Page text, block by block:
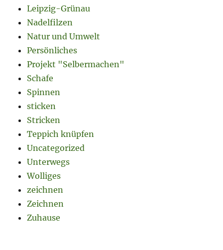
Leipzig-Grünau
Nadelfilzen
Natur und Umwelt
Persönliches
Projekt "Selbermachen"
Schafe
Spinnen
sticken
Stricken
Teppich knüpfen
Uncategorized
Unterwegs
Wolliges
zeichnen
Zeichnen
Zuhause